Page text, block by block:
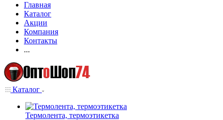
Главная
Каталог
Акции
Компания
Контакты
...
Каталог
Термолента, термоэтикетка